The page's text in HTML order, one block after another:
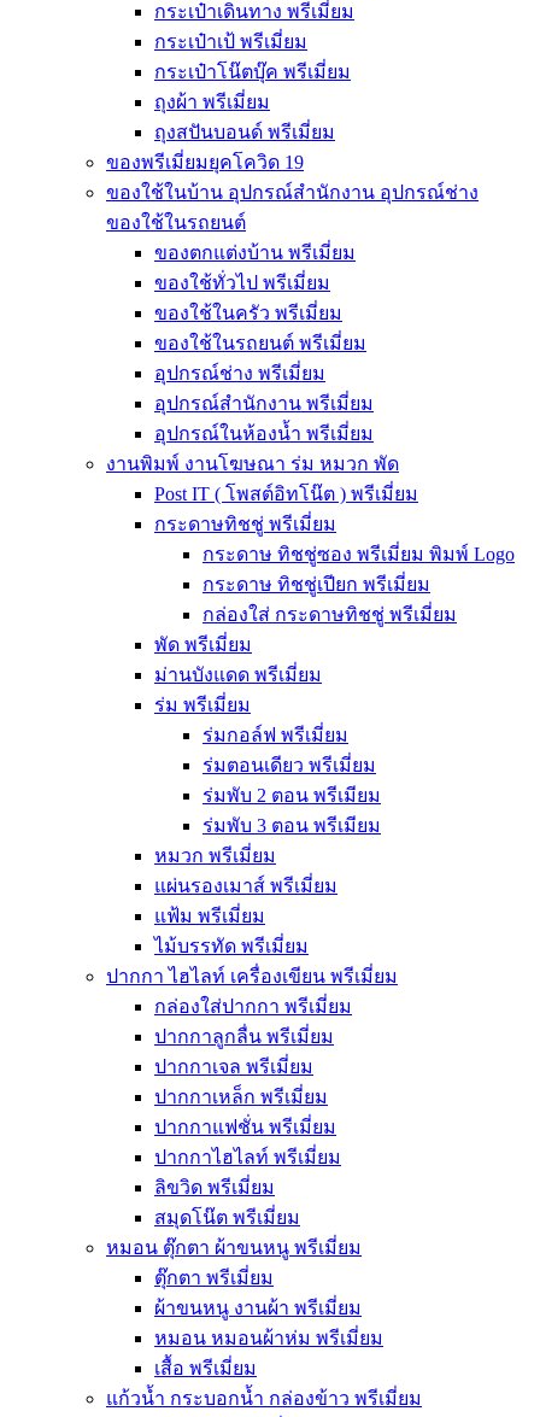
กระเป๋าเดินทาง พรีเมี่ยม
กระเป๋าเป้ พรีเมี่ยม
กระเป๋าโน๊ตบุ๊ค พรีเมี่ยม
ถุงผ้า พรีเมี่ยม
ถุงสปันบอนด์ พรีเมี่ยม
ของพรีเมี่ยมยุคโควิด 19
ของใช้ในบ้าน อุปกรณ์สำนักงาน อุปกรณ์ช่าง
ของใช้ในรถยนต์
ของตกแต่งบ้าน พรีเมี่ยม
ของใช้ทั่วไป พรีเมี่ยม
ของใช้ในครัว พรีเมี่ยม
ของใช้ในรถยนต์ พรีเมี่ยม
อุปกรณ์ช่าง พรีเมี่ยม
อุปกรณ์สำนักงาน พรีเมี่ยม
อุปกรณ์ในห้องน้ำ พรีเมี่ยม
งานพิมพ์ งานโฆษณา ร่ม หมวก พัด
Post IT ( โพสต์อิทโน๊ต ) พรีเมี่ยม
กระดาษทิชชู่ พรีเมี่ยม
กระดาษ ทิชชู่ซอง พรีเมี่ยม พิมพ์ Logo
กระดาษ ทิชชู่เปียก พรีเมี่ยม
กล่องใส่ กระดาษทิชชู่ พรีเมี่ยม
พัด พรีเมี่ยม
ม่านบังแดด พรีเมี่ยม
ร่ม พรีเมี่ยม
ร่มกอล์ฟ พรีเมี่ยม
ร่มตอนเดียว พรีเมี่ยม
ร่มพับ 2 ตอน พรีเมียม
ร่มพับ 3 ตอน พรีเมียม
หมวก พรีเมี่ยม
แผ่นรองเมาส์ พรีเมี่ยม
แฟ้ม พรีเมี่ยม
ไม้บรรทัด พรีเมี่ยม
ปากกา ไฮไลท์ เครื่องเขียน พรีเมี่ยม
กล่องใส่ปากกา พรีเมี่ยม
ปากกาลูกลื่น พรีเมี่ยม
ปากกาเจล พรีเมี่ยม
ปากกาเหล็ก พรีเมี่ยม
ปากกาแฟชั่น พรีเมี่ยม
ปากกาไฮไลท์ พรีเมี่ยม
ลิขวิด พรีเมี่ยม
สมุดโน๊ต พรีเมี่ยม
หมอน ตุ๊กตา ผ้าขนหนู พรีเมี่ยม
ตุ๊กตา พรีเมี่ยม
ผ้าขนหนู งานผ้า พรีเมี่ยม
หมอน หมอนผ้าห่ม พรีเมี่ยม
เสื้อ พรีเมี่ยม
แก้วน้ำ กระบอกน้ำ กล่องข้าว พรีเมี่ยม